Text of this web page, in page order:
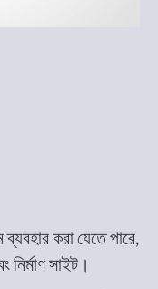
করা যেতে পারে,
নির্মাণ সাইট।